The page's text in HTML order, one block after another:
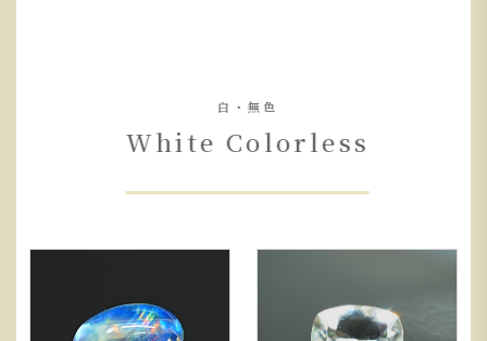
白・無色
White Colorless